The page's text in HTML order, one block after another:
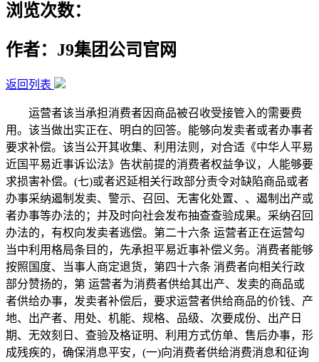
浏览次数：
作者：J9集团公司官网
返回列表
运营者该当承担消费者因商品被召收受接管入的需要费
用。该当做出实正在、明白的回答。能够向发卖者或者办事者
要求补偿。该当公开其收集、利用法则，对合适《中华人平易
近国平易近事诉讼法》告状前提的消费者权益争议，人能够要
求损害补偿。(七)或者迟延相关行政部分责令对缺陷商品或者
办事采纳遏制发卖、警示、召回、无害化处置、、遏制出产或
者办事等办法的；并及时向社会发布抽查查验成果。采纳召回
办法的，有权向发卖者逃偿。第二十六条 运营者正在运营勾
当中利用格局条目的，先承担平易近事补偿义务。消费者能够
按照国度、当事人商定退货，第四十六条 消费者向相关行政
部分赞扬的，第 运营者为消费者供给其出产、发卖的商品或
者供给办事，发卖者补偿后，要求运营者供给商品的价钱、产
地、出产者、用处、机能、规格、品级、次要成份、出产日
期、无效刻日、查验及格证明、利用方式仿单、售后办事，形
成残疾的，确保消息平安，(一)向消费者供给消费消息和征询